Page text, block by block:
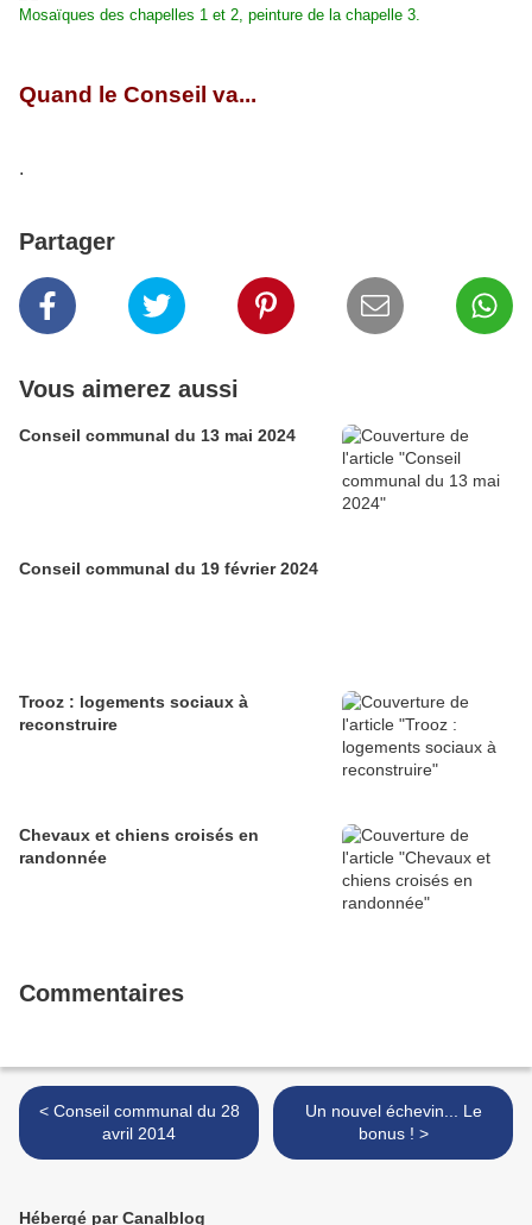
Mosaïques des chapelles 1 et 2, peinture de la chapelle 3.
Quand le Conseil va...
.
Partager
Vous aimerez aussi
Conseil communal du 13 mai 2024
Conseil communal du 19 février 2024
Trooz : logements sociaux à
reconstruire
Chevaux et chiens croisés en
randonnée
Commentaires
< Conseil communal du 28
avril 2014
Un nouvel échevin... Le
bonus ! >
Hébergé par Canalblog